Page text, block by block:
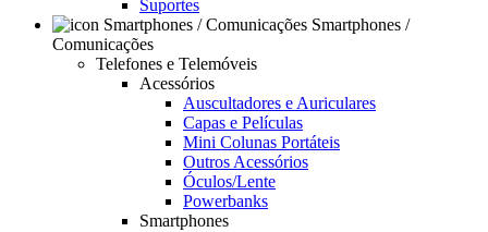
Suportes
Smartphones /
Comunicações
Telefones e Telemóveis
Acessórios
Auscultadores e Auriculares
Capas e Películas
Mini Colunas Portáteis
Outros Acessórios
Óculos/Lente
Powerbanks
Smartphones